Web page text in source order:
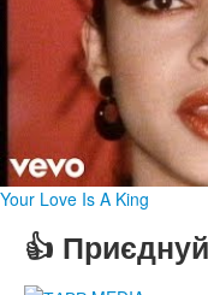
Your Love Is A King
👍